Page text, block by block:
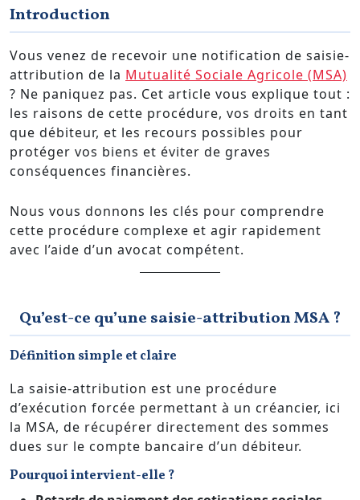
Introduction
Vous venez de recevoir une notification de saisie-
attribution de la Mutualité Sociale Agricole (MSA)
? Ne paniquez pas. Cet article vous explique tout :
les raisons de cette procédure, vos droits en tant
que débiteur, et les recours possibles pour
protéger vos biens et éviter de graves
conséquences financières.
Nous vous donnons les clés pour comprendre
cette procédure complexe et agir rapidement
avec l’aide d’un avocat compétent.
Qu’est-ce qu’une saisie-attribution MSA ?
Définition simple et claire
La saisie-attribution est une procédure
d’exécution forcée permettant à un créancier, ici
la MSA, de récupérer directement des sommes
dues sur le compte bancaire d’un débiteur.
Pourquoi intervient-elle ?